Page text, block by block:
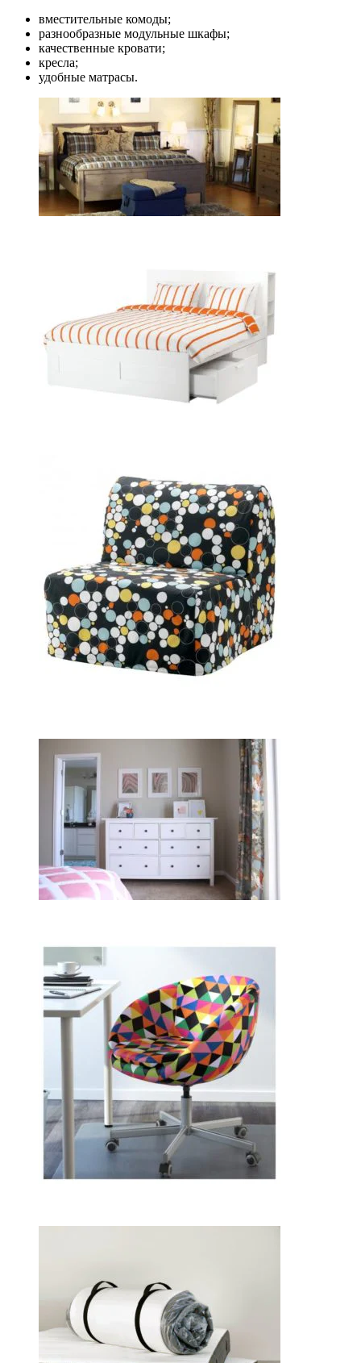
вместительные комоды;
разнообразные модульные шкафы;
качественные кровати;
кресла;
удобные матрасы.